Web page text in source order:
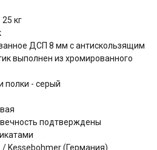
кг
ДСП 8 мм с антискользящим
выполнен из хромированного
полки - серый
подтверждены
/ Kessebohmer (Германия)